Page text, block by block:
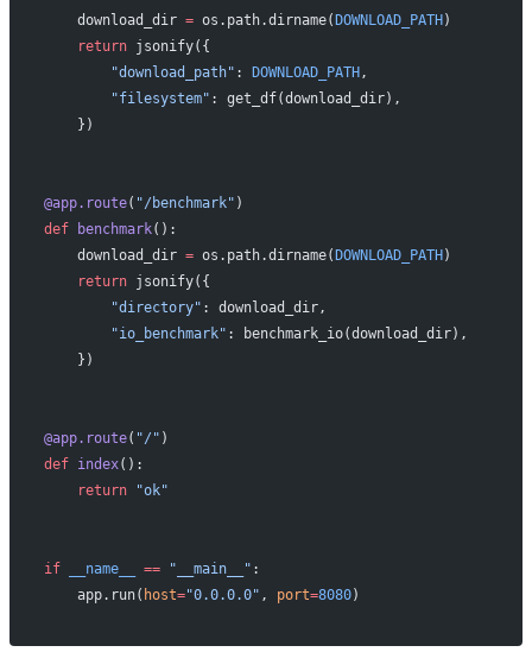
    download_dir
= os.path.dirname(DOWNLOAD_PATH)
    return
jsonify({
        "download_path"
: DOWNLOAD_PATH,
        "filesystem"
: get_df(download_dir),
    })
@app.route( "/benchmark" )
def benchmark():
    download_dir
= os.path.dirname(DOWNLOAD_PATH)
    return
jsonify({
        "directory"
: download_dir,
        "io_benchmark"
: benchmark_io(download_dir),
    })
@app.route( "/" )
def index():
    return
"ok"
if __name__ == "__main__" :
    app.run(
host="0.0.0.0" , port=8080)